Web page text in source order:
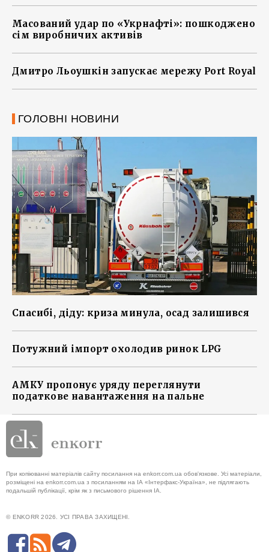
Масований удар по «Укрнафті»: пошкоджено
сім виробничих активів
Дмитро Льоушкін запускає мережу Port Royal
ГОЛОВНІ НОВИНИ
Спасибі, діду: криза минула, осад залишився
Потужний імпорт охолодив ринок LPG
АМКУ пропонує уряду переглянути
податкове навантаження на пальне
При копіюванні матеріалів сайту посилання на enkorr.com.ua обов'язкове. Усі матеріали,
розміщені на enkorr.com.ua з посиланням на ІА «Інтерфакс-Україна», не підлягають
подальшій публікації, крім як з письмового рішення ІА.
© ENKORR 2026. УСІ ПРАВА ЗАХИЩЕНІ.